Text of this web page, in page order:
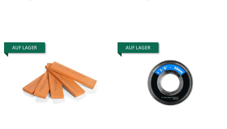
AUF LAGER AUF LAGER